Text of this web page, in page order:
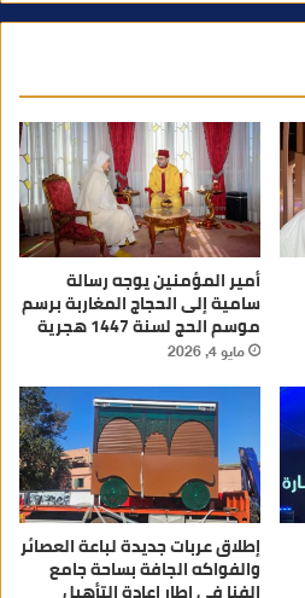
أمير المؤمنين يوجه رسالة
سامية إلى الحجاج المغاربة برسم
موسم الحج لسنة 1447 هجرية
مايو 4, 2026
إطلاق عربات جديدة لباعة العصائر
والفواكه الجافة بساحة جامع